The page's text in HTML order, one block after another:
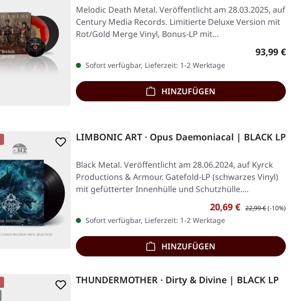
Melodic Death Metal. Veröffentlicht am 28.03.2025, auf
Century Media Records. Limitierte Deluxe Version mit
Rot/Gold Merge Vinyl, Bonus-LP mit…
Regulärer
93,99 €
Sofort verfügbar, Lieferzeit: 1-2 Werktage
HINZUFÜGEN
LIMBONIC ART · Opus Daemoniacal | BLACK LP
Black Metal. Veröffentlicht am 28.06.2024, auf Kyrck
Productions & Armour. Gatefold-LP (schwarzes Vinyl)
mit gefütterter Innenhülle und Schutzhülle.…
Verkaufspreis:
20,69 € Regulärer Preis:
22,99 €(-10%)
Sofort verfügbar, Lieferzeit: 1-2 Werktage
HINZUFÜGEN
THUNDERMOTHER · Dirty & Divine | BLACK LP